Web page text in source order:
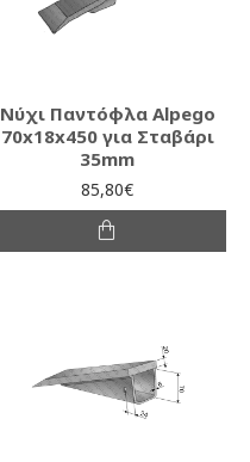
Νύχι Παντόφλα Alpego
70x18x450 για Σταβάρι
35mm
85,80€